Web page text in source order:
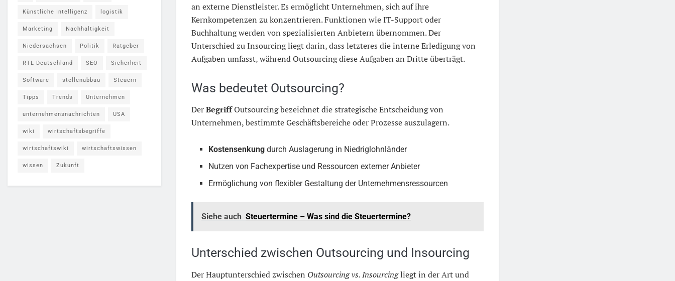
an externe Dienstleister. Es ermöglicht Unternehmen, sich auf ihre
Kernkompetenzen zu konzentrieren. Funktionen wie IT-Support oder
Buchhaltung werden von spezialisierten Anbietern übernommen. Der
Unterschied zu Insourcing liegt darin, dass letzteres die interne Erledigung von
Aufgaben umfasst, während Outsourcing diese Aufgaben an Dritte überträgt.
Was bedeutet Outsourcing?
DerBegriffOutsourcing bezeichnet die strategische Entscheidung von
Unternehmen, bestimmte Geschäftsbereiche oder Prozesse auszulagern.
Kostensenkung durch Auslagerung in Niedriglohnländer
Nutzen von Fachexpertise und Ressourcen externer Anbieter
Ermöglichung von flexibler Gestaltung der Unternehmensressourcen
Siehe auch Steuertermine – Was sind die Steuertermine?
Unterschied zwischen Outsourcing und Insourcing
Der Hauptunterschied zwischen Outsourcing vs. Insourcingliegt in der Art und
Künstliche Intelligenz logistik
Marketing Nachhaltigkeit
Niedersachsen Politik Ratgeber
RTL Deutschland SEO Sicherheit
Software stellenabbau Steuern
Tipps Trends Unternehmen
unternehmensnachrichten USA
wiki wirtschaftsbegriffe
wirtschaftswiki wirtschaftswissen
wissen Zukunft